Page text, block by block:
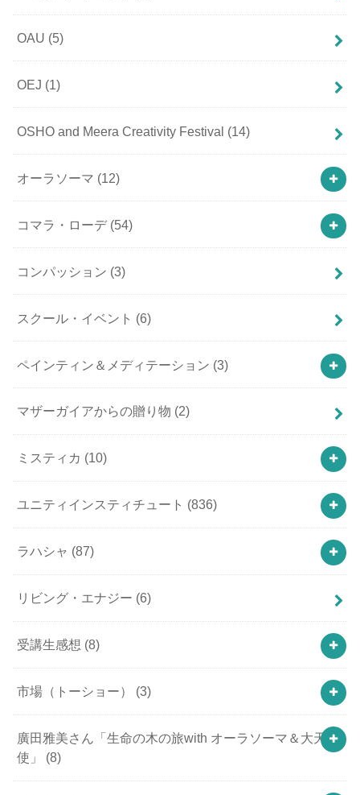
OAU (5)
OEJ (1)
OSHO and Meera Creativity Festival (14)
オーラソーマ (12)
コマラ・ローデ (54)
コンパッション (3)
スクール・イベント (6)
ペインティン＆メディテーション (3)
マザーガイアからの贈り物 (2)
ミスティカ (10)
ユニティインスティチュート (836)
ラハシャ (87)
リビング・エナジー (6)
受講生感想 (8)
市場（トーショー） (3)
廣田雅美さん「生命の木の旅with オーラソーマ＆大天
使」 (8)